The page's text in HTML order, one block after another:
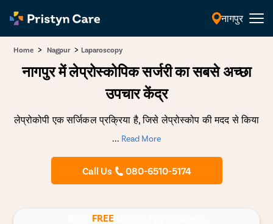
नागपुर
Home > Nagpur > Laparoscopy
नागपुर में लेप्रोस्कोपिक सर्जरी का सबसे अच्छा
उपचार केंद्र
लेप्रोकोपी एक सर्जिकल प्रक्रिया है, जिसे लेप्रोस्कोप की मदद से किया
... Read More
Call Us 080-6510-5174
FREEDoctor Appointment